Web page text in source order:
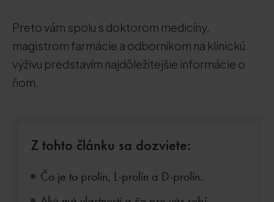
Preto vám spolu s doktorom medicíny,
magistrom farmácie a odborníkom na klinickú
výživu predstavím najdôležitejšie informácie o
ňom.
Z tohto článku sa dozviete:
Čo je to prolín, L-prolín a D-prolín.